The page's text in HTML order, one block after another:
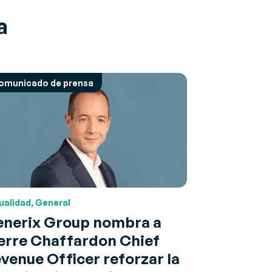
de prensa
General
Group nombra a
Chaffardon Chief
Officer reforzar la